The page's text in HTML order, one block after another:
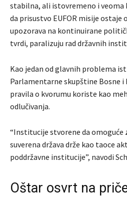
stabilna, ali istovremeno i veoma
da prisustvo EUFOR misije ostaje
upozorava na kontinuirane
tvrdi, paralizuju rad državnih
Kao jedan od glavnih problema
Parlamentarne skupštine Bosne i
pravila o kvorumu koriste kao
odlučivanja.
“Institucije stvorene da omoguće
suverena država drže kao taoce
poddržavne institucije”, navodi
Oštar osvrt na